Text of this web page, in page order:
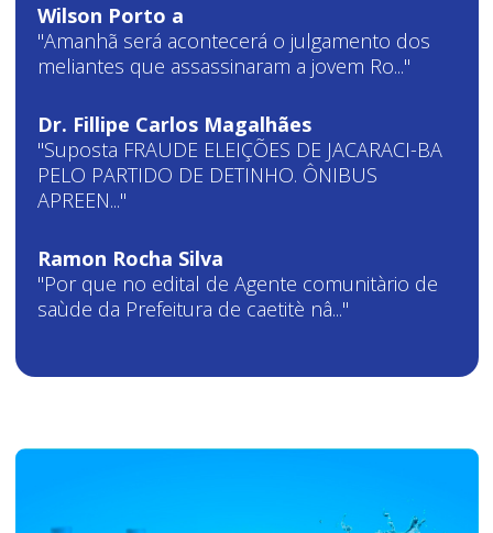
Wilson Porto a
"Amanhã será acontecerá o julgamento dos
meliantes que assassinaram a jovem Ro..."
Dr. Fillipe Carlos Magalhães
"Suposta FRAUDE ELEIÇÕES DE JACARACI-BA
PELO PARTIDO DE DETINHO. ÔNIBUS
APREEN..."
Ramon Rocha Silva
"Por que no edital de Agente comunitàrio de
saùde da Prefeitura de caetitè nâ..."